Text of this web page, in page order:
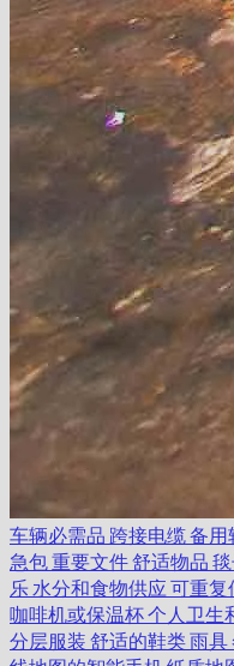
车辆必需品 跨接电缆备用
急包重要文件舒适物品
乐 水分和食物供应 可重复
咖啡机或保温杯个人卫生
分层服装 舒适的鞋类雨具